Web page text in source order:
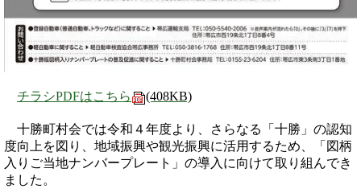
チラシPDFはこちら (408KB)
十勝町村会では令和４年度より、さらなる「十勝」の認知
度向上を図り、地域振興や観光振興に活用するため、「図柄
入りご当地ナンバープレート」の導入に向けて取り組んでき
ました。